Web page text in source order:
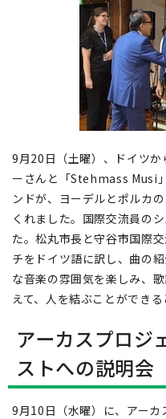
9月20日（土曜）、ドイツ
ーさんと「Stehmass Musi
ンドが、ヨーデルとポルカ
くれました。国際交流員の
た。松丸市長と守谷市国際
チをドイツ語に訳し、曲の
な音楽の雰囲気を楽しみ、
えて、人を結ぶことができる
アーカスプロジ
ストへの説明会
9月10日（水曜）に、アー